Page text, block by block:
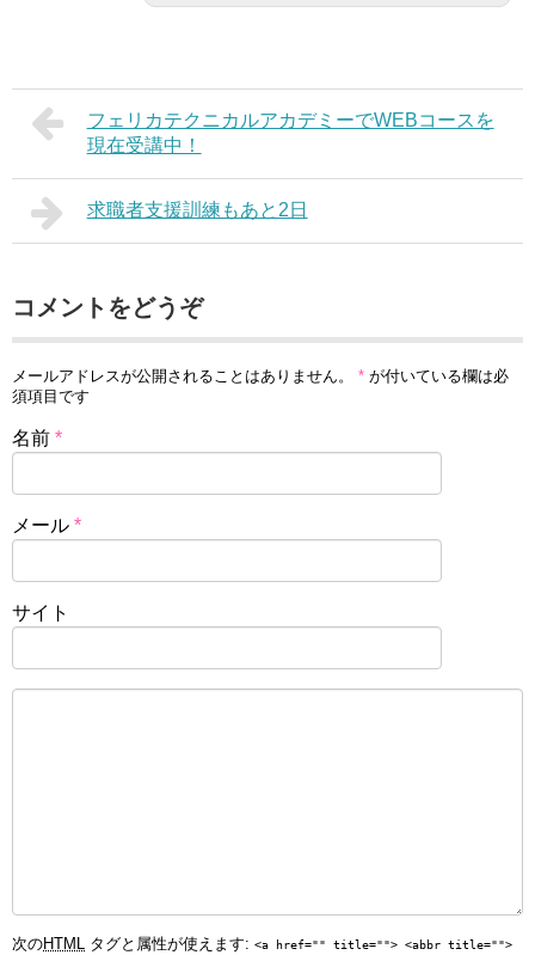
フェリカテクニカルアカデミーでWEBコースを
現在受講中！
求職者支援訓練もあと2日
コメントをどうぞ
メールアドレスが公開されることはありません。 * が付いている欄は必
須項目です
名前 *
メール *
サイト
次のHTML タグと属性が使えます: <a href="" title=""> <abbr title="">